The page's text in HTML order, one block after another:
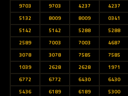
9703
9703 4237 4237
5132
8009 8009 0341
5142
5142 5288 5288
2589
7003 7003 4687
3078
3078 7585 7585
1039
2628 2628 1971
6772
6772 6430 6430
5436
6189 6189 5300